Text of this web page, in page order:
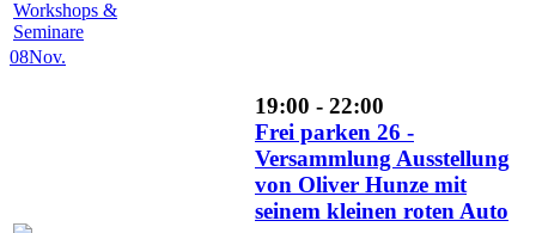
Workshops &
Seminare
08Nov.
19:00 - 22:00
Frei parken 26 -
Versammlung Ausstellung
von Oliver Hunze mit
seinem kleinen roten Auto